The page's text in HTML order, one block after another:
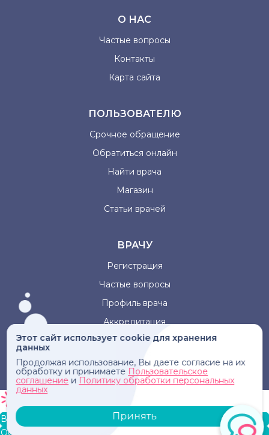
Этот сайт использует cookie для хранения
данных
Продолжая использование, Вы даете согласие на их
обработку и принимаете Пользовательское
соглашение и Политику обработки персональных
данных
Принять
О НАС
Частые вопросы
Контакты
Карта сайта
ПОЛЬЗОВАТЕЛЮ
Срочное обращение
Обратиться онлайн
Найти врача
Магазин
Статьи врачей
ВРАЧУ
Регистрация
Частые вопросы
Профиль врача
Аккредитация
Информация, представленная на сайте, не может быть
использована для постановки диагноза, назначения
лечения и не заменяет прием врача.
В корзину
Оформление заказа